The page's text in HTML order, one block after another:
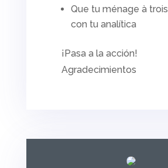
Que tu ménage à trois
con tu analítica
¡Pasa a la acción!
Agradecimientos